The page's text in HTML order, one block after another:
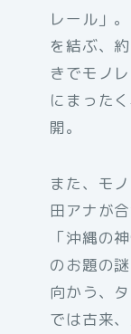
レール」
を結ぶ、
きでモノ
にまった
開。
また、モ
田アナが
「沖縄の
のお題の
向かう、
では古来